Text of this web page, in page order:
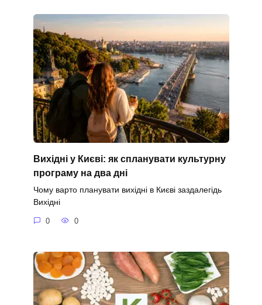
Вихідні у Києві: як спланувати культурну
програму на два дні
Чому варто планувати вихідні в Києві заздалегідь
Вихідні
0 0